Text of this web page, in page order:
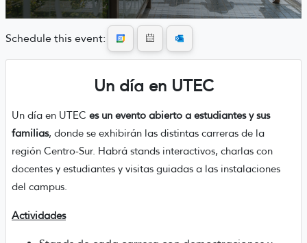
Schedule this event:
Un día en UTEC
Un día en UTEC es un evento abierto a estudiantes y sus
familias, donde se exhibirán las distintas carreras de la
región Centro-Sur. Habrá stands interactivos, charlas con
docentes y estudiantes y visitas guiadas a las instalaciones
del campus.
Actividades